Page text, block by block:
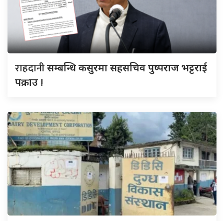
राहदानीसम्बन्धि कसुरमा सहसचिव पुष्पराज भट्टराई
पक्राउ !